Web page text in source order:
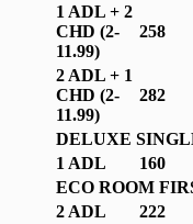
1 ADL + 2
CHD (2-
11.99)
258
2 ADL + 1
CHD (2-
11.99)
282
DELUXE
1 ADL
160
ECO ROOM
2 ADL
222